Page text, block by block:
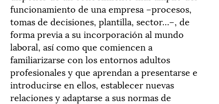
funcionamiento de una empresa –procesos,
tomas de decisiones, plantilla, sector…–, de
forma previa a su incorporación al mundo
laboral, así como que comiencen a
familiarizarse con los entornos adultos
profesionales y que aprendan a presentarse e
introducirse en ellos, establecer nuevas
relaciones y adaptarse a sus normas de